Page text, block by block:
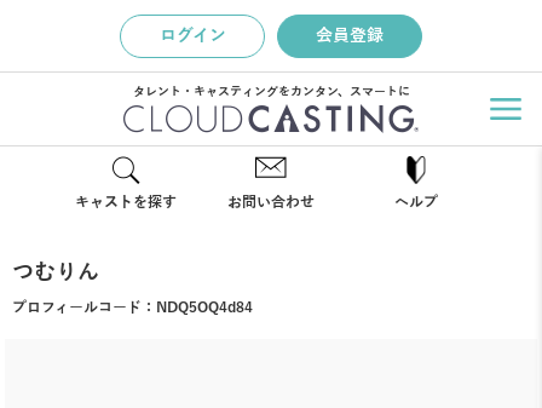
ログイン 会員登録
タレント・キャスティングをカンタン、スマートに
キャストを探す お問い合わせ ヘルプ
つむりん
プロフィールコード： NDQ5OQ4d84